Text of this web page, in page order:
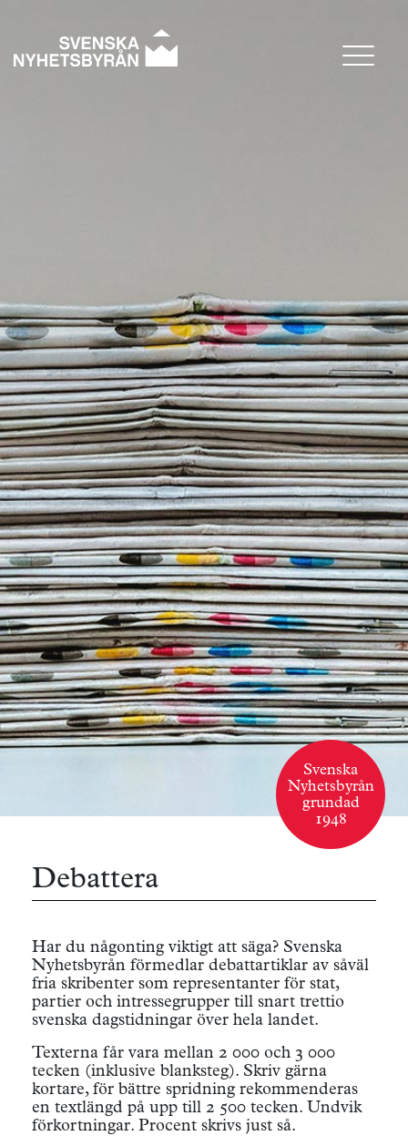
Svenska
Nyhetsbyrån
grundad
1948
Debattera
Har du någonting viktigt att säga? Svenska
Nyhetsbyrån förmedlar debattartiklar av såväl
fria skribenter som represen­tanter för stat,
partier och intressegrupper till snart trettio
svenska dagstidningar över hela landet.
Texterna får vara mellan 2 000 och 3 000
tecken (inklusive blanksteg). Skriv gärna
kortare, för bättre spridning rekommenderas
en textlängd på upp till 2 500 tecken. Undvik
förkortningar. Procent skrivs just så.